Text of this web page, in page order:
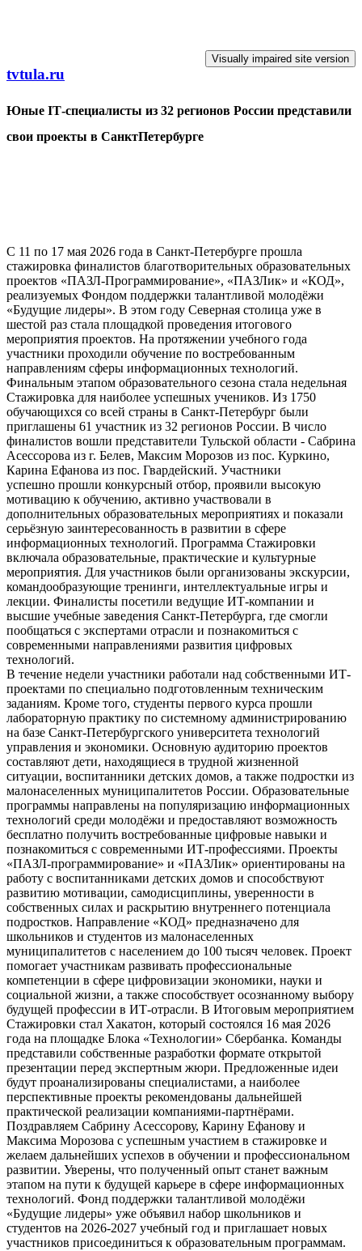
tvtula.ru
Юные ІТ-специалисты из 32 регионов России представили
свои проекты в СанктПетербурге
С 11 по 17 мая 2026 года в Санкт-Петербурге прошла
стажировка финалистов благотворительных образовательных
проектов «ПАЗЛ-Программирование», «ПАЗЛик» и «КОД»,
реализуемых Фондом поддержки талантливой молодёжи
«Будущие лидеры». В этом году Северная столица уже в
шестой раз стала площадкой проведения итогового
мероприятия проектов. На протяжении учебного года
участники проходили обучение по востребованным
направлениям сферы информационных технологий.
Финальным этапом образовательного сезона стала недельная
Стажировка для наиболее успешных учеников. Из 1750
обучающихся со всей страны в Санкт-Петербург были
приглашены 61 участник из 32 регионов России. В число
финалистов вошли представители Тульской области - Сабрина
Асессорова из г. Белев, Максим Морозов из пос. Куркино,
Карина Ефанова из пос. Гвардейский. Участники
успешно прошли конкурсный отбор, проявили высокую
мотивацию к обучению, активно участвовали в
дополнительных образовательных мероприятиях и показали
серьёзную заинтересованность в развитии в сфере
информационных технологий. Программа Стажировки
включала образовательные, практические и культурные
мероприятия. Для участников были организованы экскурсии,
командообразующие тренинги, интеллектуальные игры и
лекции. Финалисты посетили ведущие ИТ-компании и
высшие учебные заведения Санкт-Петербурга, где смогли
пообщаться с экспертами отрасли и познакомиться с
современными направлениями развития цифровых
технологий.
В течение недели участники работали над собственными ИТ-
проектами по специально подготовленным техническим
заданиям. Кроме того, студенты первого курса прошли
лабораторную практику по системному администрированию
на базе Санкт-Петербургского университета технологий
управления и экономики. Основную аудиторию проектов
составляют дети, находящиеся в трудной жизненной
ситуации, воспитанники детских домов, а также подростки из
малонаселенных муниципалитетов России. Образовательные
программы направлены на популяризацию информационных
технологий среди молодёжи и предоставляют возможность
бесплатно получить востребованные цифровые навыки и
познакомиться с современными ИТ-профессиями. Проекты
«ПАЗЛ-программирование» и «ПАЗЛик» ориентированы на
работу с воспитанниками детских домов и способствуют
развитию мотивации, самодисциплины, уверенности в
собственных силах и раскрытию внутреннего потенциала
подростков. Направление «КОД» предназначено для
школьников и студентов из малонаселенных
муниципалитетов с населением до 100 тысяч человек. Проект
помогает участникам развивать профессиональные
компетенции в сфере цифровизации экономики, науки и
социальной жизни, а также способствует осознанному выбору
будущей профессии в ИТ-отрасли. B Итоговым мероприятием
Стажировки стал Хакатон, который состоялся 16 мая 2026
года на площадке Блока «Технологии» Сбербанка. Команды
представили собственные разработки формате открытой
презентации перед экспертным жюри. Предложенные идеи
будут проанализированы специалистами, а наиболее
перспективные проекты рекомендованы дальнейшей
практической реализации компаниями-партнёрами.
Поздравляем Сабрину Асессорову, Карину Ефанову и
Максима Морозова с успешным участием в стажировке и
желаем дальнейших успехов в обучении и профессиональном
развитии. Уверены, что полученный опыт станет важным
этапом на пути к будущей карьере в сфере информационных
технологий. Фонд поддержки талантливой молодёжи
«Будущие лидеры» уже объявил набор школьников и
студентов на 2026-2027 учебный год и приглашает новых
участников присоединиться к образовательным программам.